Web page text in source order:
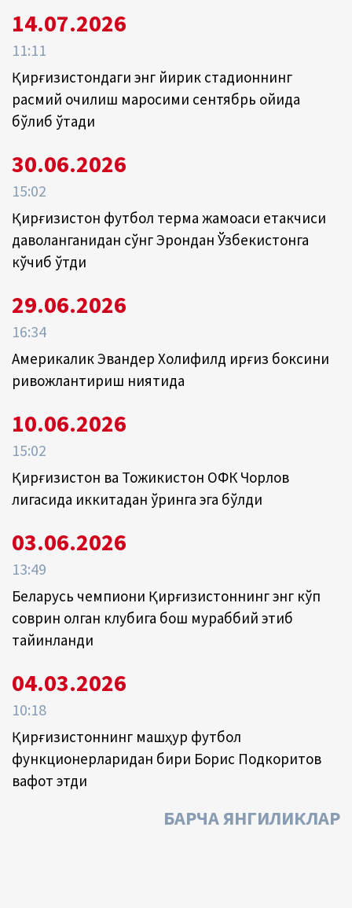
14.07.2026
11:11
Қирғизистондаги энг йирик стадионнинг
расмий очилиш маросими сентябрь ойида
бўлиб ўтади
30.06.2026
15:02
Қирғизистон футбол терма жамоаси етакчиси
даволанганидан сўнг Эрондан Ўзбекистонга
кўчиб ўтди
29.06.2026
16:34
Америкалик Эвандер Холифилд қирғиз боксини
ривожлантириш ниятида
10.06.2026
15:02
Қирғизистон ва Тожикистон ОФК Чорлов
лигасида иккитадан ўринга эга бўлди
03.06.2026
13:49
Беларусь чемпиони Қирғизистоннинг энг кўп
соврин олган клубига бош мураббий этиб
тайинланди
04.03.2026
10:18
Қирғизистоннинг машҳур футбол
функционерларидан бири Борис Подкоритов
вафот этди
БАРЧА ЯНГИЛИКЛАР